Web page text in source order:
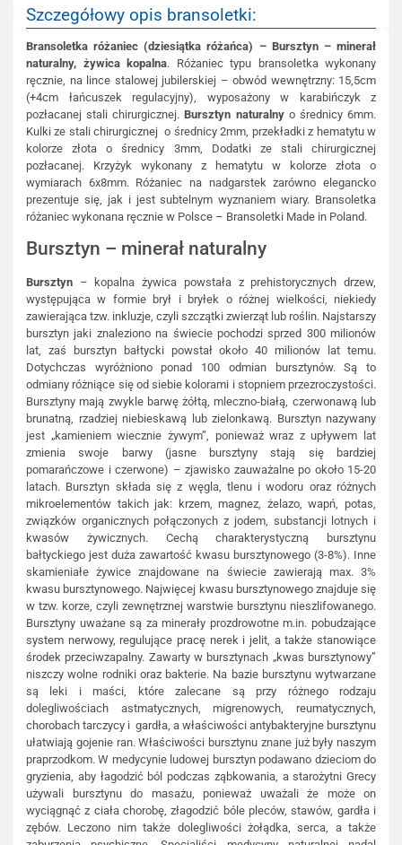
Szczegółowy opis bransoletki:
Bransoletka różaniec (dziesiątka różańca) – Bursztyn – minerał
naturalny, żywica kopalna. Różaniec typu bransoletka wykonany
ręcznie, na lince stalowej jubilerskiej – obwód wewnętrzny: 15,5cm
(+4cm łańcuszek regulacyjny), wyposażony w karabińczyk z
pozłacanej stali chirurgicznej.Bursztyn naturalny o średnicy 6mm.
Kulki ze stali chirurgicznej o średnicy 2mm, przekładki z hematytu w
kolorze złota o średnicy 3mm, Dodatki ze stali chirurgicznej
pozłacanej. Krzyżyk wykonany z hematytu w kolorze złota o
wymiarach 6x8mm. Różaniec na nadgarstek zarówno elegancko
prezentuje się, jak i jest subtelnym wyznaniem wiary. Bransoletka
różaniec wykonana ręcznie w Polsce – Bransoletki Made in Poland.
Bursztyn – minerał naturalny
Bursztyn – kopalna żywica powstała z prehistorycznych drzew,
występująca w formie brył i bryłek o różnej wielkości, niekiedy
zawierająca tzw. inkluzje, czyli szczątki zwierząt lub roślin. Najstarszy
bursztyn jaki znaleziono na świecie pochodzi sprzed 300 milionów
lat, zaś bursztyn bałtycki powstał około 40 milionów lat temu.
Dotychczas wyróżniono ponad 100 odmian bursztynów. Są to
odmiany różniące się od siebie kolorami i stopniem przezroczystości.
Bursztyny mają zwykle barwę żółtą, mleczno-białą, czerwonawą lub
brunatną, rzadziej niebieskawą lub zielonkawą. Bursztyn nazywany
jest „kamieniem wiecznie żywym”, ponieważ wraz z upływem lat
zmienia swoje barwy (jasne bursztyny stają się bardziej
pomarańczowe i czerwone) – zjawisko zauważalne po około 15-20
latach. Bursztyn składa się z węgla, tlenu i wodoru oraz różnych
mikroelementów takich jak: krzem, magnez, żelazo, wapń, potas,
związków organicznych połączonych z jodem, substancji lotnych i
kwasów żywicznych. Cechą charakterystyczną bursztynu
bałtyckiego jest duża zawartość kwasu bursztynowego (3-8%). Inne
skamieniałe żywice znajdowane na świecie zawierają max. 3%
kwasu bursztynowego. Najwięcej kwasu bursztynowego znajduje się
w tzw. korze, czyli zewnętrznej warstwie bursztynu nieszlifowanego.
Bursztyny uważane są za minerały prozdrowotne m.in. pobudzające
system nerwowy, regulujące pracę nerek i jelit, a także stanowiące
środek przeciwzapalny. Zawarty w bursztynach „kwas bursztynowy”
niszczy wolne rodniki oraz bakterie. Na bazie bursztynu wytwarzane
są leki i maści, które zalecane są przy różnego rodzaju
dolegliwościach astmatycznych, migrenowych, reumatycznych,
chorobach tarczycy i gardła, a właściwości antybakteryjne bursztynu
ułatwiają gojenie ran. Właściwości bursztynu znane już były naszym
praprzodkom. W medycynie ludowej bursztyn podawano dzieciom do
gryzienia, aby łagodzić ból podczas ząbkowania, a starożytni Grecy
używali bursztynu do masażu, ponieważ uważali że może on
wyciągnąć z ciała chorobę, złagodzić bóle pleców, stawów, gardła i
zębów. Leczono nim także dolegliwości żołądka, serca, a także